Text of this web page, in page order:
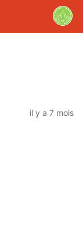
il y a 7 mois